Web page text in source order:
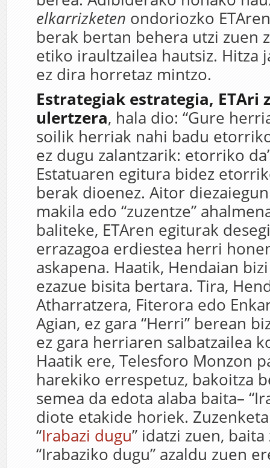
elkarrizketen ondoriozko
berak bertan behera utzi zuen
etiko iraultzailea hautsiz. Hitza
ez dira horretaz mintzo.
Estrategiak estrategia, ETAri
ulertzera, hala dio: “Gure
soilik herriak nahi badu
ez dugu zalantzarik: etorriko
Estatuaren egitura bidez
berak dioenez. Aitor
makila edo “zuzentze”
baliteke, ETAren egiturak
errazagoa erdiestea herri
askapena. Haatik, Hendaian
ezazue bisita bertara. Tira,
Atharratzera, Fiterora edo
Agian, ez gara “Herri” berean
ez gara herriaren salbatzailea
Haatik ere, Telesforo Monzon
harekiko errespetuz, bakoitza
semea da edota alaba baita–
diote etakide horiek.
“Irabazi dugu” idatzi zuen,
“Irabaziko dugu” azaldu zuen